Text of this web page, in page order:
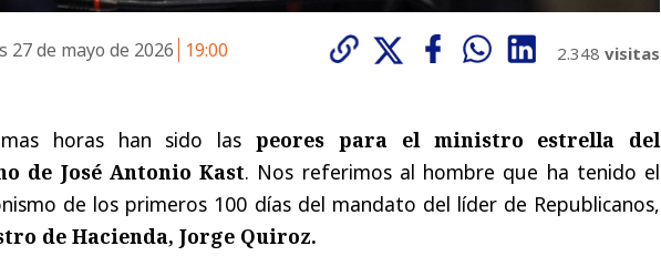
27 de mayo de 2026 19:00 2.348 visitas
horas han sido laspeores para el ministro estrella del
de José Antonio Kast. Nos referimos al hombre que ha tenido el
de los primeros 100 días del mandato del líder de Republicanos,
de Hacienda, Jorge Quiroz.